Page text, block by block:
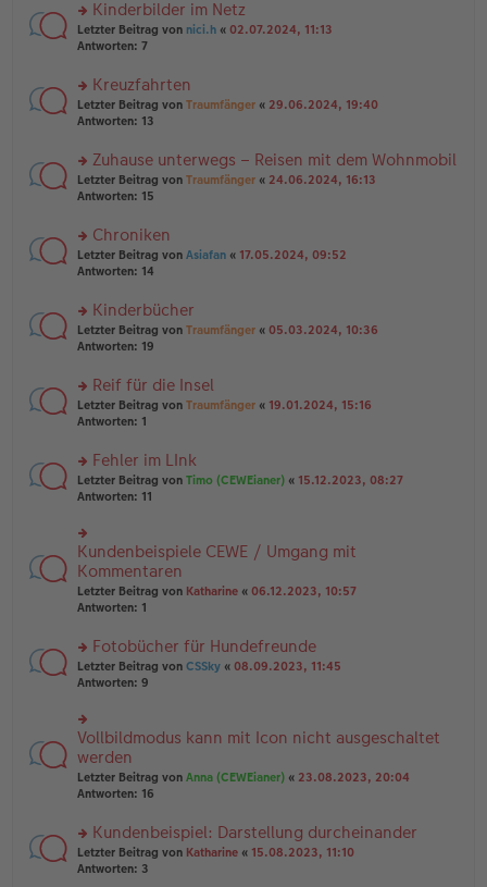
tr
a
g
e
n
er
tr
a
g
n
g
el
e
n
er
tr
a
g
rs
te
n
g
el
e
n
er
tr
a
g
Kinderbilder im Netz
Letzter Beitrag von nici.h « 02.07.2024, 11:13
Antworten: 7
rs
te
n
g
el
e
n
er
tr
a
g
Kreuzfahrten
Letzter Beitrag von Traumfänger « 29.06.2024, 19:40
Antworten: 13
rs
te
n
g
el
e
n
er
tr
a
g
Zuhause unterwegs – Reisen mit dem Wohnmobil
Letzter Beitrag von Traumfänger « 24.06.2024, 16:13
Antworten: 15
rs
te
n
g
el
e
n
er
tr
a
g
Chroniken
Letzter Beitrag von Asiafan « 17.05.2024, 09:52
Antworten: 14
rs
te
n
g
el
e
n
er
tr
a
g
Kinderbücher
Letzter Beitrag von Traumfänger « 05.03.2024, 10:36
Antworten: 19
rs
te
n
g
el
e
n
er
B
ei
tr
g
Reif für die Insel
Letzter Beitrag von Traumfänger « 19.01.2024, 15:16
Antworten: 1
rs
te
u
n
g
el
es
e
er
B
ei
tr
g
Fehler im LInk
Letzter Beitrag von Timo (CEWEianer) « 15.12.2023, 08:27
Antworten: 11
rs
te
r
u
n
el
es
e
er
B
ei
tr
a
g
Kundenbeispiele CEWE / Umgang mit
Kommentaren
Letzter Beitrag von Katharine « 06.12.2023, 10:57
Antworten: 1
rs
te
u
n
g
el
es
e
er
B
ei
tr
Fotobücher für Hundefreunde
Letzter Beitrag von CSSky « 08.09.2023, 11:45
Antworten: 9
rs
te
r
u
n
el
es
e
Vollbildmodus kann mit Icon nicht ausgeschaltet
werden
Letzter Beitrag von Anna (CEWEianer) « 23.08.2023, 20:04
Antworten: 16
rs
te
Kundenbeispiel: Darstellung durcheinander
Letzter Beitrag von Katharine « 15.08.2023, 11:10
Antworten: 3